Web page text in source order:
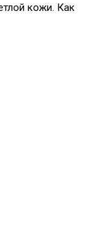
кожи. Как